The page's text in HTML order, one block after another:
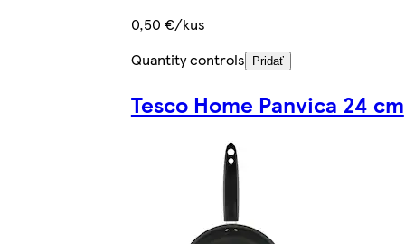
0,50 €/kus
Quantity controls
Pridať
Tesco Home Panvica 24 cm